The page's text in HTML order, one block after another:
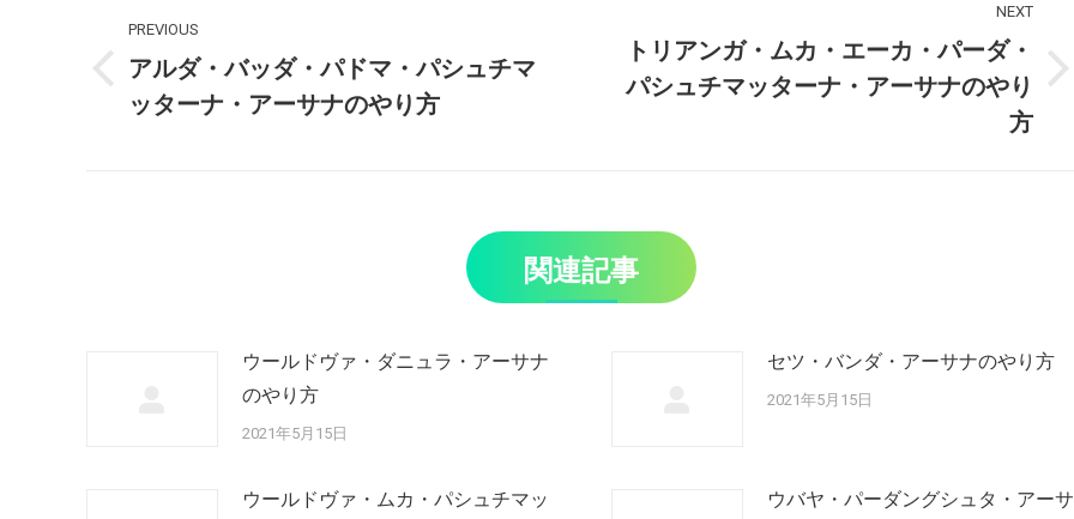
navigation
PREVIOUS
Previous
post:
アルダ・バッダ・パドマ・パシュチマ
ッターナ・アーサナのやり方
NEXT
Next
トリアンガ・ムカ・エーカ・パーダ・
パシュチマッターナ・アーサナのやり
方
関連記事
ウールドヴァ・ダニュラ・アーサナ
のやり方
2021年5月15日
セツ・バンダ・アーサナのやり方
2021年5月15日
ウールドヴァ・ムカ・パシュチマッ
ウバヤ・パーダングシュタ・アーサ